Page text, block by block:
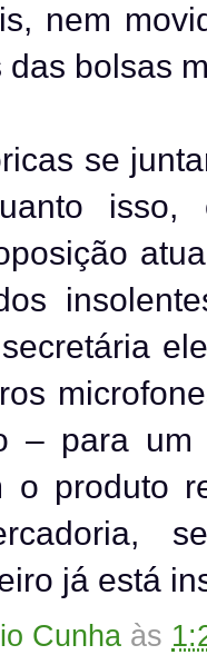
nem
bolsas
se
– para
o produto
já está
Cunha às